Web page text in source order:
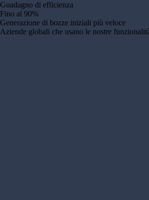
Guadagno di efficienza
Fino al 90%
Generazione di bozze iniziali più veloce
Aziende globali che usano le nostre